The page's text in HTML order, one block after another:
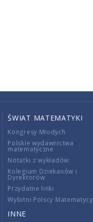
ŚWIAT MATEMATYKI
Kongresy Młodych
Polskie wydawnictwa
matematyczne
Notatki z wykładów
Kolegium Dziekanów i
Dyrektorów
Przydatne linki
Wybitni Polscy Matematycy
INNE